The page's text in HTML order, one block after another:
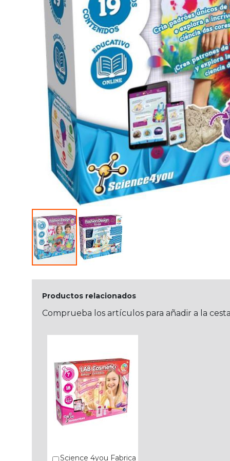
Productos relacionados
Comprueba los artículos para añadir a la
Science 4you Fabrica
Añadir